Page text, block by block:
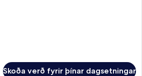
Skoða verð fyrir þínar dagsetningar